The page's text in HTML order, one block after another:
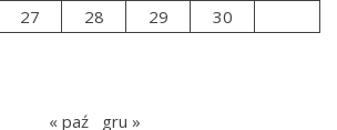
27 28 29 30
« paź gru »